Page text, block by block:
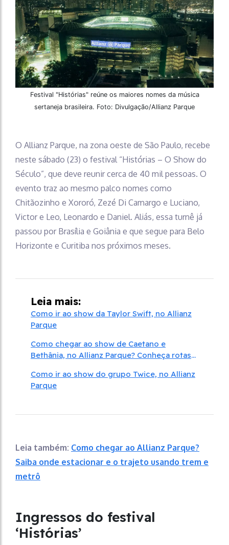
Festival "Histórias" reúne os maiores nomes da música
sertaneja brasileira. Foto: Divulgação/Allianz Parque
O Allianz Parque, na zona oeste de São Paulo, recebe
neste sábado (23) o festival “Histórias – O Show do
Século”, que deve reunir cerca de 40 mil pessoas. O
evento traz ao mesmo palco nomes como
Chitãozinho e Xororó, Zezé Di Camargo e Luciano,
Victor e Leo, Leonardo e Daniel. Aliás, essa turnê já
passou por Brasília e Goiânia e que segue para Belo
Horizonte e Curitiba nos próximos meses.
Leia mais:
Como ir ao show da Taylor Swift, no Allianz
Parque
Como chegar ao show de Caetano e
Bethânia, no Allianz Parque? Conheça rotas
Como ir ao show do grupo Twice, no Allianz
Parque
Leia também: Como chegar ao Allianz Parque?
Saiba onde estacionar e o trajeto usando trem e
metrô
Ingressos do festival
‘Histórias’